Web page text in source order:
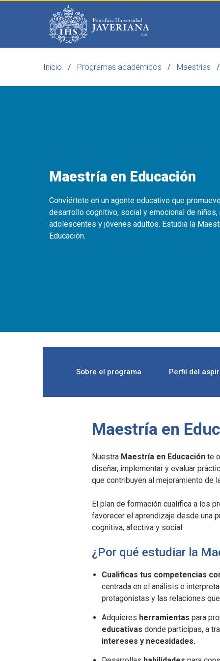
Inicio Programas académicos Maestrías
Maestría en Educación
Conviértete en un agente educativo que
desarrollo cognitivo, social y emocional de niños,
adolescentes y jóvenes adultos. Estudia la
Educación.
Sobre el programa Perfil del
Maestría en
Nuestra Maestría en Educación te
diseñar, implementar y evaluar
que contribuyen al mejoramiento de
El plan de formación cualifica a los
favorecer el aprendizaje desde una
cognitiva, afectiva y social.
¿Por qué estudiar la
Cualificas tus competencias
centrada en el análisis e
protagonistas y las relaciones
Adquieres herramientas para
educativas donde participas, a
intereses y necesidades.